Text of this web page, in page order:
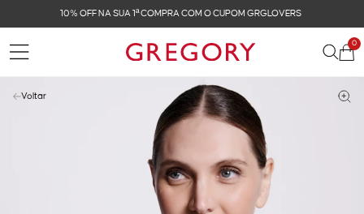
FRETE GRÁTIS NAS COMPRAS ACIMA DE R$ 899
0
Voltar